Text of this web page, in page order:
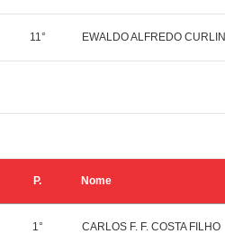
11° EWALDO ALFREDO CURLIN
P. Nome
1° CARLOS F. F. COSTA FILHO